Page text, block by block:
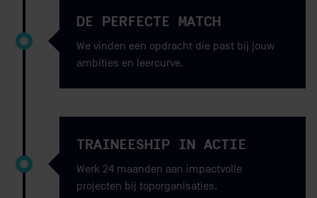
DE PERFECTE MATCH
We vinden een opdracht die past bij jouw
ambities en leercurve.
TRAINEESHIP IN ACTIE
Werk 24 maanden aan impactvolle
projecten bij toporganisaties.